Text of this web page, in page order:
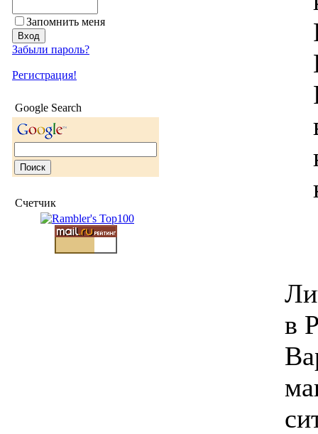
Запомнить меня
Забыли пароль?
Регистрация!
Google Search
Счетчик
в